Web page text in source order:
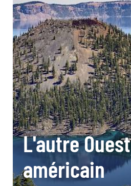
L'autre Ouest
américain